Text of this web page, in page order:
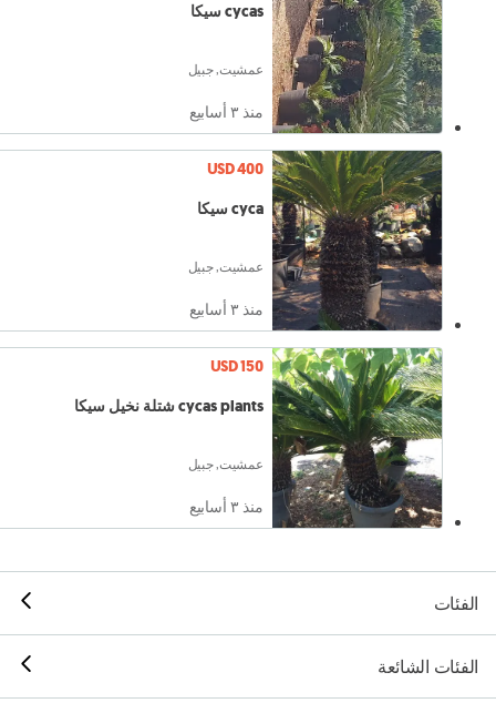
cycas سيكا
عمشيت, جبيل
منذ ٣ أسابيع
USD 400
cyca سيكا
عمشيت, جبيل
منذ ٣ أسابيع
USD 150
cycas plants شتلة نخيل سيكا
عمشيت, جبيل
منذ ٣ أسابيع
الفئات
الفئات الشائعة